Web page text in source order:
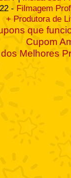
- Filmagem
+ Produtora de
que
Cupom
Melhores